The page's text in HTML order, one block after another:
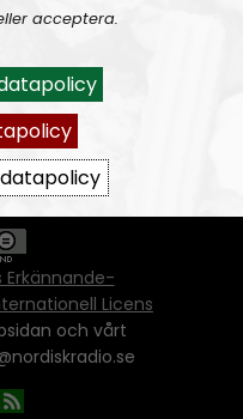
vårt material
oss som källa.
ni själva skapat
det inte görs med
då behöver ni
från oss.
Licens
och vårt
acceptera.